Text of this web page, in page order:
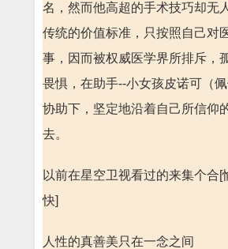
名，然而他高超的手术技巧却无
传统的价值标准，只按照自己对
事，因而被权威医学界所排斥，
畏惧，在助手--小女孩皮诺可（
协助下，坚定地沿着自己所信仰
去。
以前在星空卫视看过的来集个合[
快]
人性的真善美只在一念之间